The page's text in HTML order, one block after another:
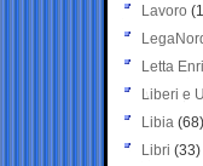
Lavoro
Letta
Liberi e
Libia (68)
Libri (33)